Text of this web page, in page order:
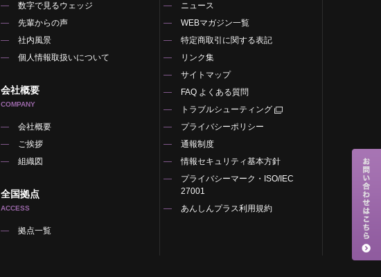
数字で見るウェッジ
先輩からの声
社内風景
個人情報取扱いについて
会社概要
COMPANY
会社概要
ご挨拶
組織図
全国拠点
ACCESS
拠点一覧
ニュース
WEBマガジン一覧
特定商取引に関する表記
リンク集
サイトマップ
FAQ よくある質問
トラブルシューティング
プライバシーポリシー
通報制度
情報セキュリティ基本方針
プライバシーマーク・ISO/IEC
27001
あんしんプラス利用規約